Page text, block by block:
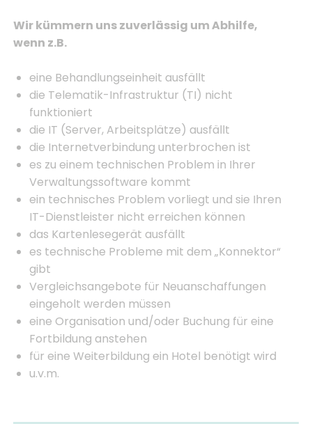
Wir kümmern uns zuverlässig um Abhilfe,
wenn z.B.
eine Behandlungseinheit ausfällt
die Telematik-Infrastruktur (TI) nicht
funktioniert
die IT (Server, Arbeitsplätze) ausfällt
die Internetverbindung unterbrochen ist
es zu einem technischen Problem in Ihrer
Verwaltungssoftware kommt
ein technisches Problem vorliegt und sie Ihren
IT-Dienstleister nicht erreichen können
das Kartenlesegerät ausfällt
es technische Probleme mit dem „Konnektor“
gibt
Vergleichsangebote für Neuanschaffungen
eingeholt werden müssen
eine Organisation und/oder Buchung für eine
Fortbildung anstehen
für eine Weiterbildung ein Hotel benötigt wird
u.v.m.